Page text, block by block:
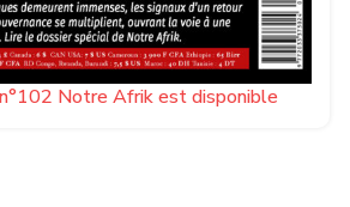
Notre Afrik est disponible